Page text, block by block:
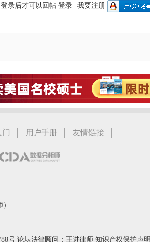
录后才可以回帖 登录| 我要注册
门 | 用户手册 | 友情链接 |
号 论坛法律顾问：王进律师 知识产权保护声明